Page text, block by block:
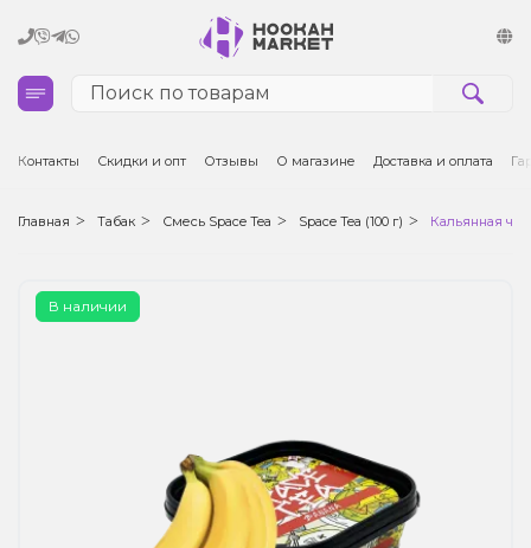
Кальяны
Табак для кальяна и кальянные смеси
Чаши для кальяна
Электронные сигареты (POD)
Комплектующие для POD
Контакты Скидки и опт Отзывы О магазине Доставка и оплата
Главная Табак Смесь Space Tea Space Tea (100 г) Кальянная
В наличии